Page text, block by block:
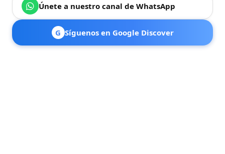
Únete a nuestro canal de WhatsApp
G Síguenos en Google Discover